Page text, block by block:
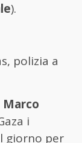
).
polizia a
Marco
i
giorno per